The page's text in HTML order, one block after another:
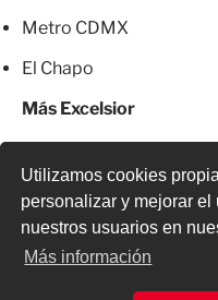
Utilizamos cookies
personalizar y mejorar
nuestros usuarios en
Más información
Metro CDMX
El Chapo
Más Excelsior
© 2026 Todos los derechos
o parcial,